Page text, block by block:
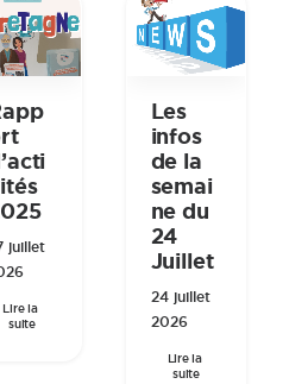
juillet
Lire la
suite
Les
infos
de la
semai
ne du
24
Juillet
24 juillet
2026
Lire la
suite